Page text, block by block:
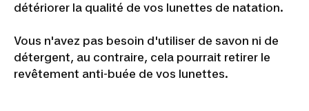
détériorer la qualité de vos lunettes de natation.
Vous n'avez pas besoin d'utiliser de savon ni de
détergent, au contraire, cela pourrait retirer le
revêtement anti-buée de vos lunettes.